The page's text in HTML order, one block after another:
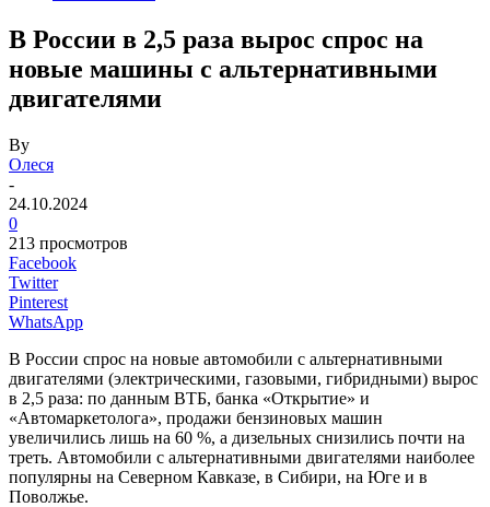
В России в 2,5 раза вырос спрос на
новые машины с альтернативными
двигателями
By
Олеся
-
24.10.2024
0
213 просмотров
Facebook
Twitter
Pinterest
WhatsApp
В России спрос на новые автомобили с альтернативными
двигателями (электрическими, газовыми, гибридными) вырос
в 2,5 раза: по данным ВТБ, банка «Открытие» и
«Автомаркетолога», продажи бензиновых машин
увеличились лишь на 60 %, а дизельных снизились почти на
треть. Автомобили с альтернативными двигателями наиболее
популярны на Северном Кавказе, в Сибири, на Юге и в
Поволжье.